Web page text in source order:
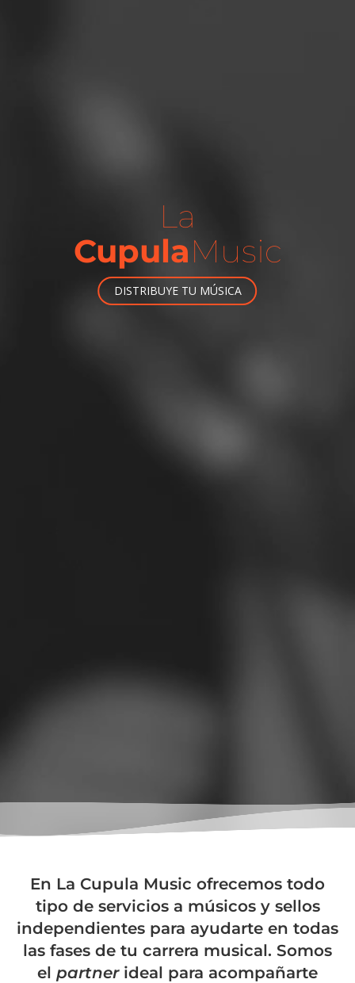
La
CupulaMusic
DISTRIBUYE TU MÚSICA
En La Cupula Music ofrecemos todo
tipo de servicios a músicos y sellos
independientes para ayudarte en todas
las fases de tu carrera musical. Somos
el partnerideal para acompañarte